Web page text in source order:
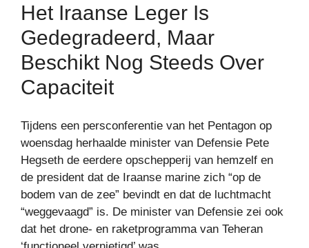
Het Iraanse Leger Is
Gedegradeerd, Maar
Beschikt Nog Steeds Over
Capaciteit
Tijdens een persconferentie van het Pentagon op
woensdag herhaalde minister van Defensie Pete
Hegseth de eerdere opschepperij van hemzelf en
de president dat de Iraanse marine zich “op de
bodem van de zee” bevindt en dat de luchtmacht
“weggevaagd” is. De minister van Defensie zei ook
dat het drone- en raketprogramma van Teheran